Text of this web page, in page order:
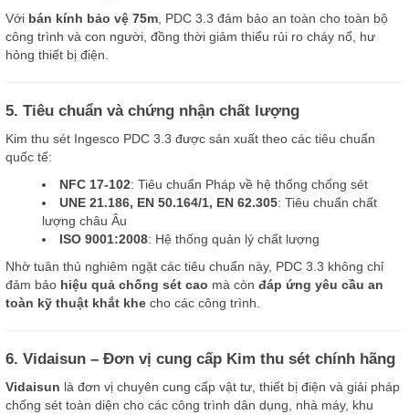
Với bán kính bảo vệ 75m , PDC 3.3 đảm bảo an toàn cho toàn bộ
công trình và con người, đồng thời giảm thiểu rủi ro cháy nổ, hư
hỏng thiết bị điện.
5. Tiêu chuẩn và chứng nhận chất lượng
Kim thu sét Ingesco PDC 3.3 được sản xuất theo các tiêu chuẩn
quốc tế:
NFC 17-102: Tiêu chuẩn Pháp về hệ thống chống sét
UNE 21.186, EN 50.164/1, EN 62.305: Tiêu chuẩn chất
lượng châu Âu
ISO 9001:2008: Hệ thống quản lý chất lượng
Nhờ tuân thủ nghiêm ngặt các tiêu chuẩn này, PDC 3.3 không chỉ
đảm bảo hiệu quả chống sét cao mà còn đáp ứng yêu cầu an
toàn kỹ thuật khắt khe cho các công trình.
6. Vidaisun – Đơn vị cung cấp Kim thu sét chính hãng
Vidaisun là đơn vị chuyên cung cấp vật tư, thiết bị điện và giải pháp
chống sét toàn diện cho các công trình dân dụng, nhà máy, khu